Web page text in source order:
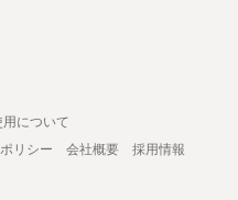
について
リシー 会社概要
採用情報